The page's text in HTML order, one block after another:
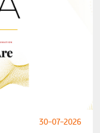
30-07-2026